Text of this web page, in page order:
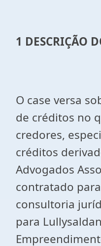
1 DESCRIÇÃO
O case versa
de créditos no
credores,
créditos
Advogados
contratado
consultoria
para